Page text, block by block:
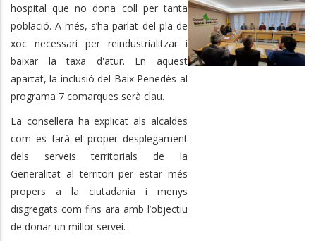
hospital que no dona coll per tanta
població. A més, s’ha parlat del pla de
xoc necessari per reindustrialitzar i
baixar la taxa d'atur. En aquest
apartat, la inclusió del Baix Penedès al
programa 7 comarques serà clau.
La consellera ha explicat als alcaldes
com es farà el proper desplegament
dels serveis territorials de la
Generalitat al territori per estar més
propers a la ciutadania i menys
disgregats com fins ara amb l’objectiu
de donar un millor servei.